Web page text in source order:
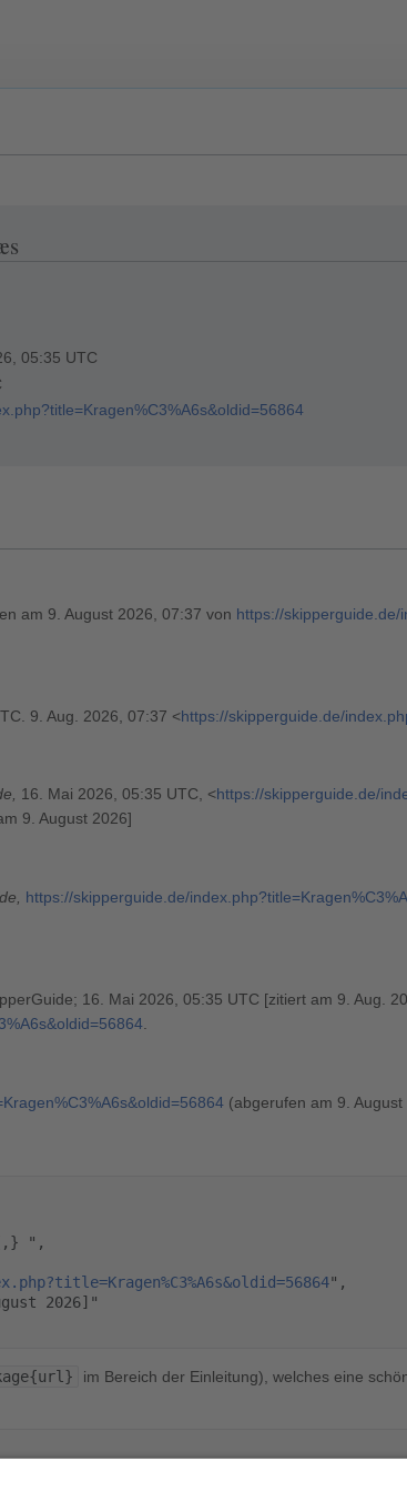
05:35 UTC
am 9. August 2026, 07:37 von https://skipperguide.de/
9. Aug. 2026, 07:37 <https://skipperguide.de/
16. Mai 2026, 05:35 UTC, <https://skipperguide.de/
9. August 2026]
https://skipperguide.de/
16. Mai 2026, 05:35 UTC [zitiert am 9. Aug.
(abgerufen am 9. August
",
im Bereich der Einleitung), welches eine